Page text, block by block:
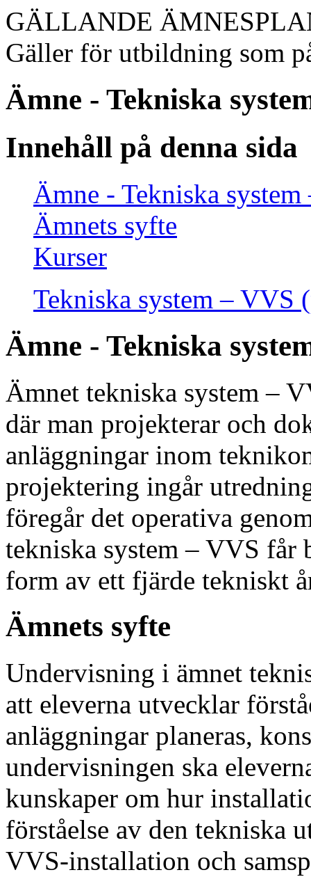
GÄLLANDE
Gäller för utbildning som
Ämne - Tekniska
Innehåll på denna sida
Ämne - Tekniska
Ämnets syfte
Kurser
Tekniska system – VVS
Ämne - Tekniska
Ämnet tekniska system –
där man projekterar och
anläggningar inom
projektering ingår
föregår det operativa
tekniska system – VVS får
form av ett fjärde tekniskt
Ämnets syfte
Undervisning i ämnet
att eleverna utvecklar
anläggningar planeras,
undervisningen ska
kunskaper om hur
förståelse av den tekniska
VVS-installation och